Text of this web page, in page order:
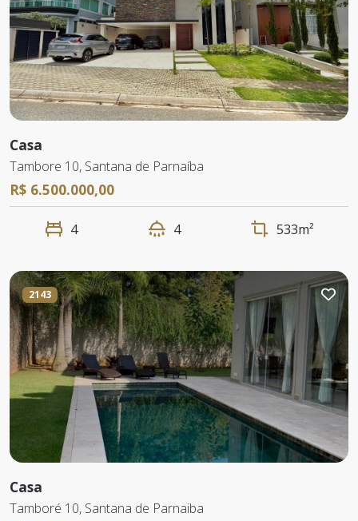
Casa
Tambore 10, Santana de Parnaíba
R$ 6.500.000,00
4 4 533m²
2143
Casa
Tamboré 10, Santana de Parnaiba